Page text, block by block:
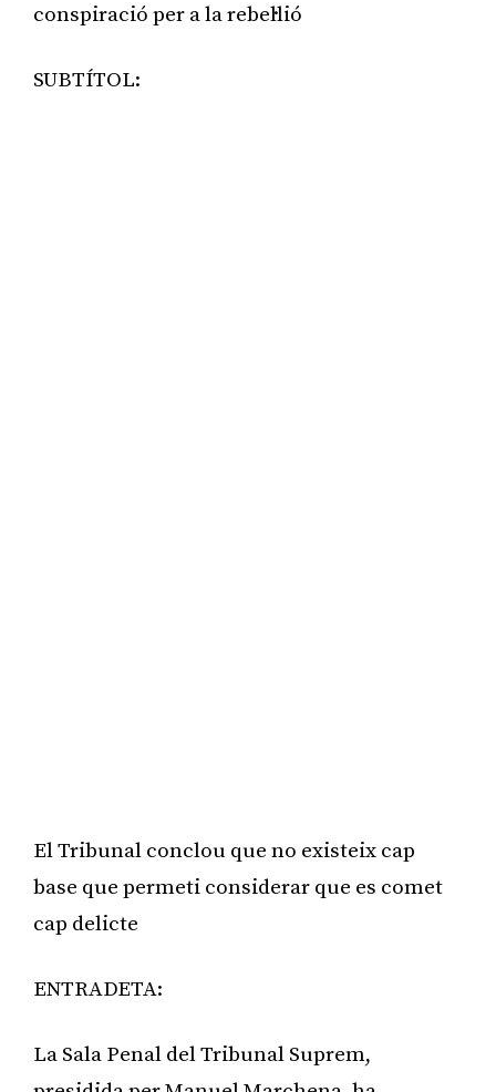
conspiració per a la rebel·lió
SUBTÍTOL:
El Tribunal conclou que no existeix cap
base que permeti considerar que es comet
cap delicte
ENTRADETA:
La Sala Penal del Tribunal Suprem,